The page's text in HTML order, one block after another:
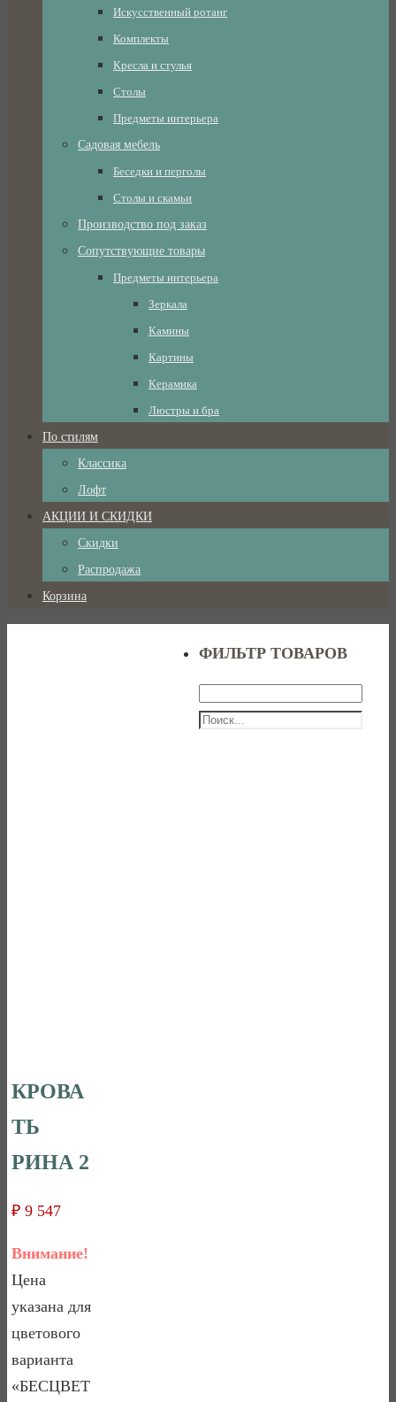
Искусственный ротанг
Комплекты
Кресла и стулья
Столы
Предметы интерьера
Садовая мебель
Беседки и перголы
Столы и скамьи
Производство под заказ
Сопутствующие товары
Предметы интерьера
Зеркала
Камины
Картины
Керамика
Люстры и бра
По стилям
Классика
Лофт
АКЦИИ И СКИДКИ
Скидки
Распродажа
Корзина
КРОВА
ТЬ
РИНА 2
₽ 9 547
Внимание!
Цена
указана для
цветового
варианта
«БЕСЦВЕТ
ФИЛЬТР ТОВАРОВ